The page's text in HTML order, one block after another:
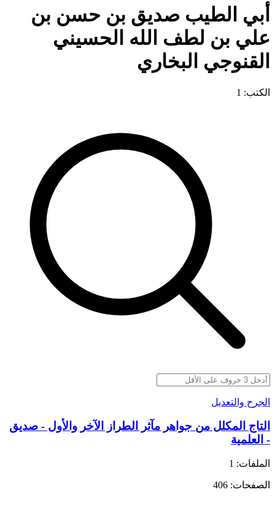
أبي الطيب صديق بن حسن بن
علي بن لطف الله الحسيني
القنوجي البخاري
الكتب: 1
الجرح والتعديل
التاج المكلل من جواهر مآثر الطراز الآخر والأول - صديق
- العلمية
الملفات: 1
الصفحات: 406